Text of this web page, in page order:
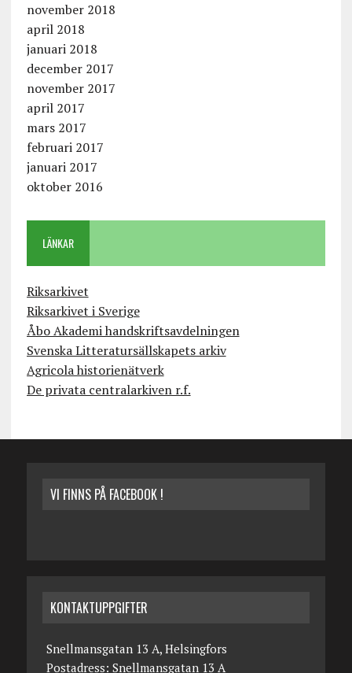
november 2018
april 2018
januari 2018
december 2017
november 2017
april 2017
mars 2017
februari 2017
januari 2017
oktober 2016
LÄNKAR
Riksarkivet
Riksarkivet i Sverige
Åbo Akademi handskriftsavdelningen
Svenska Litteratursällskapets arkiv
Agricola historienätverk
De privata centralarkiven r.f.
VI FINNS PÅ FACEBOOK !
KONTAKTUPPGIFTER
Snellmansgatan 13 A, Helsingfors
Postadress: Snellmansgatan 13 A